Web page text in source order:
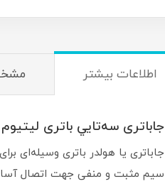
اطلاعات بيشتر
جاباتری سه‌تايي باتری لیتیوم یون 3.7 ولت
سیم مثبت و منفی جهت اتصال